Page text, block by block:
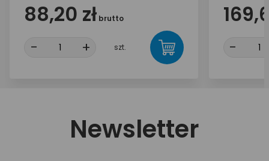
88,20 zł brutto
- + szt. -
Newsletter